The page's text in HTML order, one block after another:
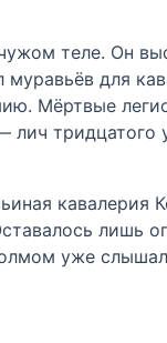
теле. Он
муравьёв для
Мёртвые
тридцатого
кавалерия
лишь
уже